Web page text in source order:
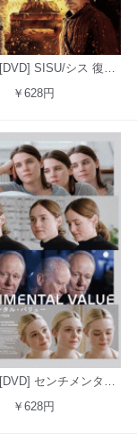
[DVD] SISU/シス 復讐の血闘（吹替版）
￥628円
[DVD] センチメンタル・バリュー
￥628円